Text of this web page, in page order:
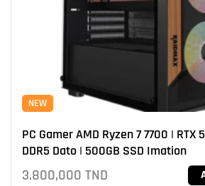
NEW
PC Gamer AMD Ryzen 7 7700 | RTX
DDR5 Dato | 500GB SSD Imation
3.800,000 TND